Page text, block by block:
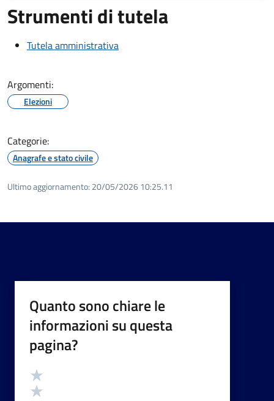
Strumenti di tutela
Tutela amministrativa
Argomenti:
Elezioni
Categorie:
Anagrafe e stato civile
Ultimo aggiornamento: 20/05/2026 10:25.11
Quanto sono chiare le
informazioni su questa
pagina?
Valutazione